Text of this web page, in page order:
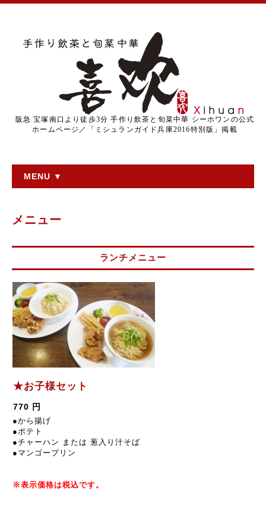
阪急 宝塚南口より徒歩3分 手作り飲茶と旬菜中華 シーホワンの公式
ホームページ／「ミシュランガイド兵庫2016特別版」掲載
MENU ▼
メニュー
ランチメニュー
★お子様セット
770 円
●から揚げ
●ポテト
●チャーハン または 葱入り汁そば
●マンゴープリン
※表示価格は税込です。